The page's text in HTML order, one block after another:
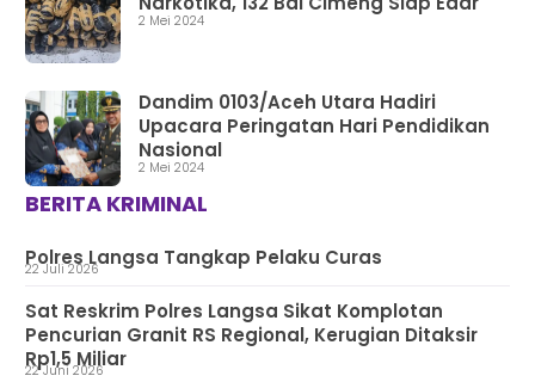
2 Mei 2024
Dandim 0103/Aceh Utara Hadiri
Upacara Peringatan Hari Pendidikan
Nasional
2 Mei 2024
BERITA KRIMINAL
Polres Langsa Tangkap Pelaku Curas
22 Juli 2026
Sat Reskrim Polres Langsa Sikat Komplotan
Pencurian Granit RS Regional, Kerugian Ditaksir
Rp1,5 Miliar
22 Juni 2026